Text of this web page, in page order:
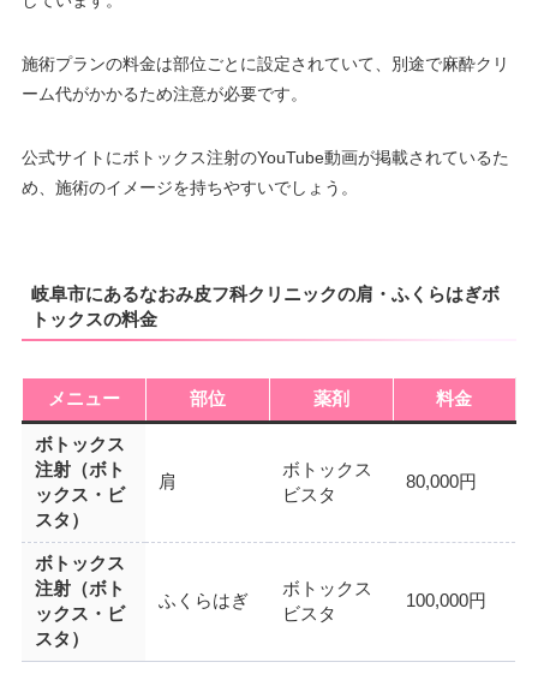
施術プランの料金は部位ごとに設定されていて、別途で麻酔クリ
ーム代がかかるため注意が必要です。
公式サイトにボトックス注射のYouTube動画が掲載されているた
め、施術のイメージを持ちやすいでしょう。
岐阜市にあるなおみ皮フ科クリニックの肩・ふくらはぎボ
トックスの料金
メニュー 部位 薬剤 料金
ボトックス
注射（ボト
ックス・ビ
スタ）
肩
ボトックス
ビスタ
80,000円
ボトックス
注射（ボト
ックス・ビ
スタ）
ふくらはぎ
ボトックス
ビスタ
100,000円